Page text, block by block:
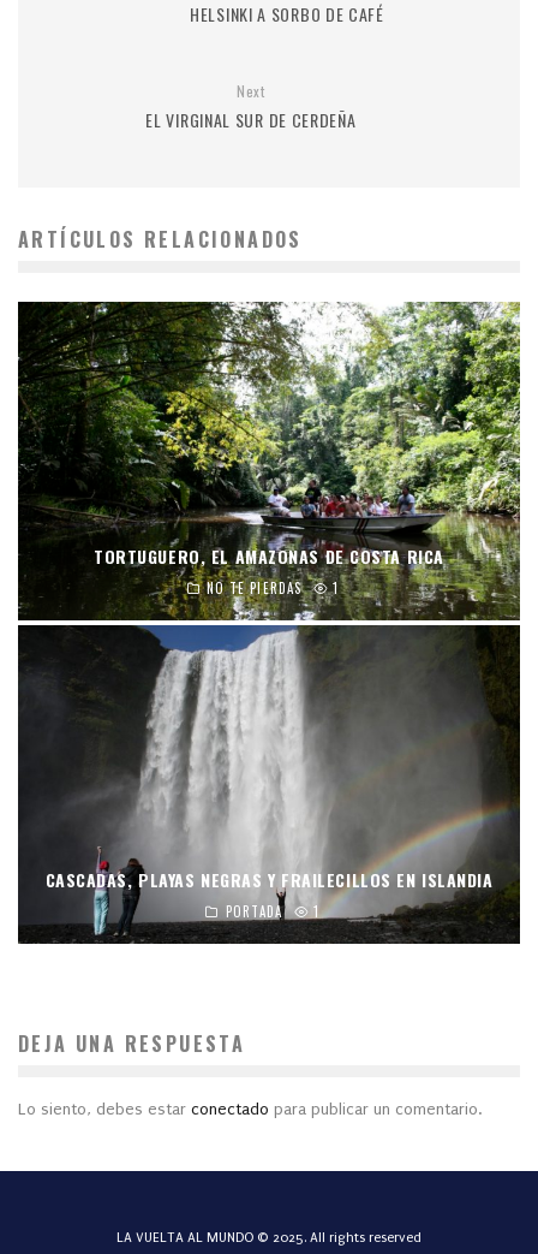
HELSINKI A SORBO DE CAFÉ
Next
EL VIRGINAL SUR DE CERDEÑA
ARTÍCULOS RELACIONADOS
TORTUGUERO, EL AMAZONAS DE COSTA RICA
NO TE PIERDAS 1
CASCADAS, PLAYAS NEGRAS Y FRAILECILLOS EN ISLANDIA
PORTADA 1
DEJA UNA RESPUESTA
Lo siento, debes estar conectado para publicar un comentario.
LA VUELTA AL MUNDO © 2025. All rights reserved